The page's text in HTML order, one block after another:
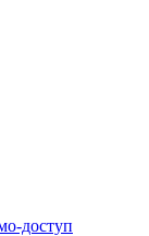
доступ